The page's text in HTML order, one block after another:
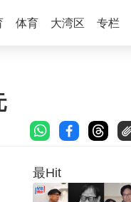
体育 大湾区 专栏
最Hit